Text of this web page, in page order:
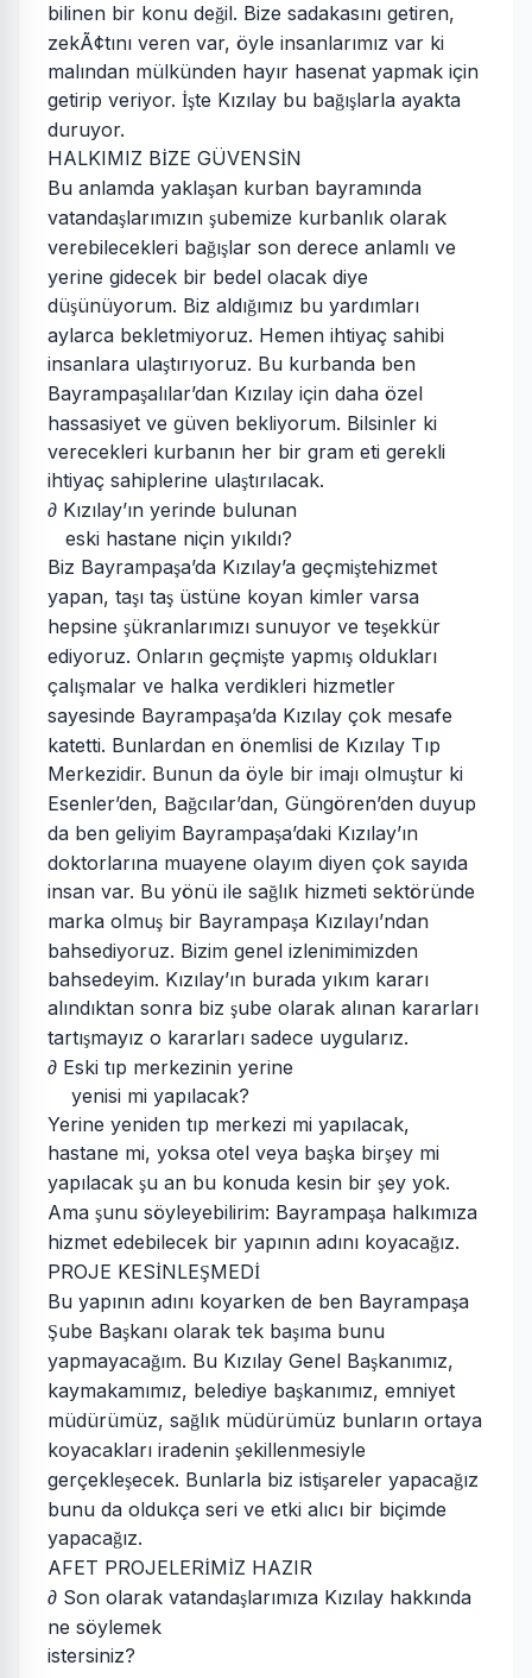
bilinen bir konu değil. Bize sadakasını getiren,
zekÃ¢tını veren var, öyle insanlarımız var ki
malından mülkünden hayır hasenat yapmak için
getirip veriyor. İşte Kızılay bu bağışlarla ayakta
duruyor.
HALKIMIZ BİZE GÜVENSİN
Bu anlamda yaklaşan kurban bayramında
vatandaşlarımızın şubemize kurbanlık olarak
verebilecekleri bağışlar son derece anlamlı ve
yerine gidecek bir bedel olacak diye
düşünüyorum. Biz aldığımız bu yardımları
aylarca bekletmiyoruz. Hemen ihtiyaç sahibi
insanlara ulaştırıyoruz. Bu kurbanda ben
Bayrampaşalılar’dan Kızılay için daha özel
hassasiyet ve güven bekliyorum. Bilsinler ki
verecekleri kurbanın her bir gram eti gerekli
ihtiyaç sahiplerine ulaştırılacak.
∂ Kızılay’ın yerinde bulunan
eski hastane niçin yıkıldı?
Biz Bayrampaşa’da Kızılay’a geçmiştehizmet
yapan, taşı taş üstüne koyan kimler varsa
hepsine şükranlarımızı sunuyor ve teşekkür
ediyoruz. Onların geçmişte yapmış oldukları
çalışmalar ve halka verdikleri hizmetler
sayesinde Bayrampaşa’da Kızılay çok mesafe
katetti. Bunlardan en önemlisi de Kızılay Tıp
Merkezidir. Bunun da öyle bir imajı olmuştur ki
Esenler’den, Bağcılar’dan, Güngören’den duyup
da ben geliyim Bayrampaşa’daki Kızılay’ın
doktorlarına muayene olayım diyen çok sayıda
insan var. Bu yönü ile sağlık hizmeti sektöründe
marka olmuş bir Bayrampaşa Kızılayı’ndan
bahsediyoruz. Bizim genel izlenimimizden
bahsedeyim. Kızılay’ın burada yıkım kararı
alındıktan sonra biz şube olarak alınan kararları
tartışmayız o kararları sadece uygularız.
∂ Eski tıp merkezinin yerine
yenisi mi yapılacak?
Yerine yeniden tıp merkezi mi yapılacak,
hastane mi, yoksa otel veya başka birşey mi
yapılacak şu an bu konuda kesin bir şey yok.
Ama şunu söyleyebilirim: Bayrampaşa halkımıza
hizmet edebilecek bir yapının adını koyacağız.
PROJE KESİNLEŞMEDİ
Bu yapının adını koyarken de ben Bayrampaşa
Şube Başkanı olarak tek başıma bunu
yapmayacağım. Bu Kızılay Genel Başkanımız,
kaymakamımız, belediye başkanımız, emniyet
müdürümüz, sağlık müdürümüz bunların ortaya
koyacakları iradenin şekillenmesiyle
gerçekleşecek. Bunlarla biz istişareler yapacağız
bunu da oldukça seri ve etki alıcı bir biçimde
yapacağız.
AFET PROJELERİMİZ HAZIR
∂ Son olarak vatandaşlarımıza Kızılay hakkında
ne söylemek
istersiniz?